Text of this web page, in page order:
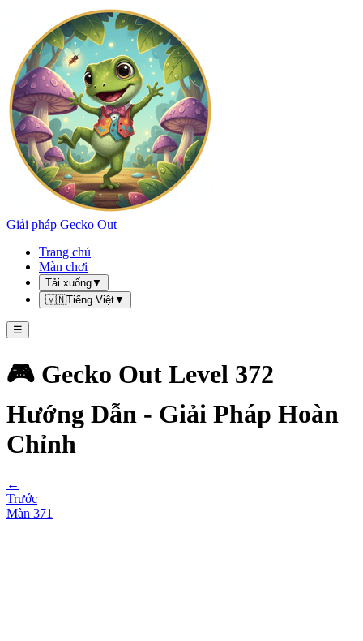
Giải pháp Gecko Out
Trang chủ
Màn chơi
Tải xuống▼
🇻🇳Tiếng Việt▼
☰
🎮 Gecko Out Level 372
Hướng Dẫn - Giải Pháp Hoàn
Chỉnh
←
Trước
Màn 371